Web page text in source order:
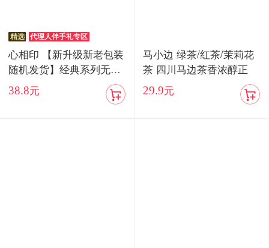
精选 代理人伴手礼专区
心相印 【新升级新老包装
随机发货】经典系列无香
抽纸3层100抽24包家用实
惠装整箱纸巾面巾餐巾纸
38.8元
马小边 绿茶/红茶/茉莉花
茶 四川马边茶香浓醇正
29.9元